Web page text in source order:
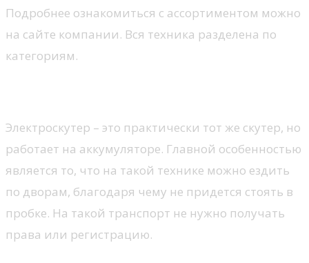
Подробнее ознакомиться с ассортиментом можно
на сайте компании. Вся техника разделена по
категориям.
Электроскутер – это практически тот же скутер, но
работает на аккумуляторе. Главной особенностью
является то, что на такой технике можно ездить
по дворам, благодаря чему не придется стоять в
пробке. На такой транспорт не нужно получать
права или регистрацию.